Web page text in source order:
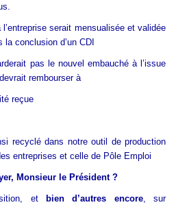
l’entreprise serait mensualisée et validée
conclusion d’un CDI
pas le nouvel embauché à l’issue
rembourser à
reçue
recyclé dans notre outil de production
entreprises et celle de Pôle Emploi
Monsieur le Président ?
et bien d’autres encore, sur